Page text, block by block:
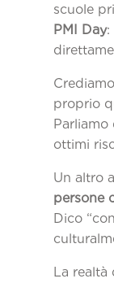
scuole
PMI Day:
proprio
ottimi
Un altro
persone
Dico
La realtà